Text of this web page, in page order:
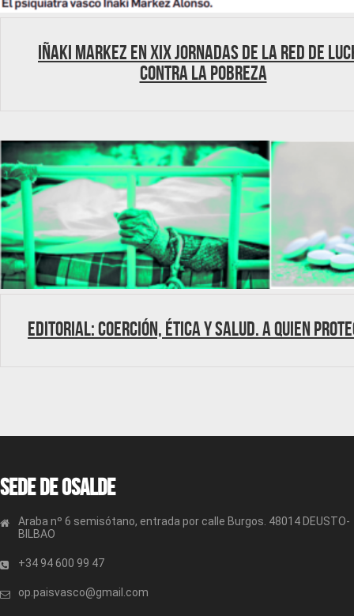
Iñaki Markez en XIX Jornadas de la Red de
contra la Pobreza
Editorial: Coerción, Ética y Salud. A quien
Sede de OSALDE
Araba nº 6 semisótano, entrada por calle Burgos. 48014 DEUSTO-
BILBAO
+34 94 600 99 47
op.paisvasco@gmail.com